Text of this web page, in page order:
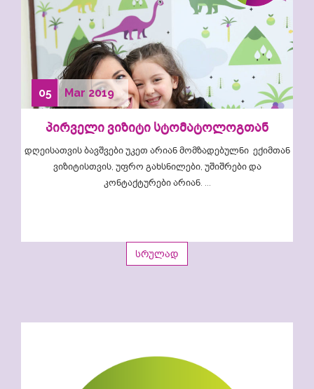
05 Mar 2019
პირველი ვიზიტი სტომატოლოგთან
დღეისათვის ბავშვები უკეთ არიან მომზადებულნი ექიმთან
ვიზიტისთვის, უფრო გახსნილები, უშიშრები და
კონტაქტურები არიან. ...
სრულად